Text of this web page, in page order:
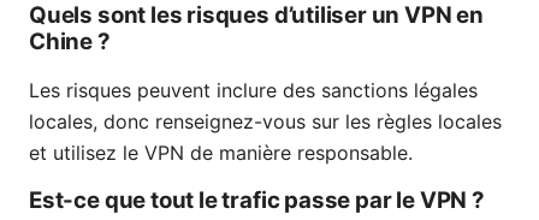
Quels sont les risques d’utiliser un VPN en
Chine ?
Les risques peuvent inclure des sanctions légales
locales, donc renseignez-vous sur les règles locales
et utilisez le VPN de manière responsable.
Est-ce que tout le trafic passe par le VPN ?